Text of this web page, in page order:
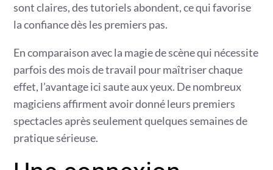
sont claires, des tutoriels abondent, ce qui favorise
la confiance dès les premiers pas.
En comparaison avec la magie de scène qui nécessite
parfois des mois de travail pour maîtriser chaque
effet, l’avantage ici saute aux yeux. De nombreux
magiciens affirment avoir donné leurs premiers
spectacles après seulement quelques semaines de
pratique sérieuse.